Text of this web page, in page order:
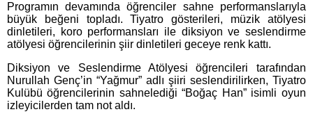
Programın devamında öğrenciler sahne performanslarıyla
büyük beğeni topladı. Tiyatro gösterileri, müzik atölyesi
dinletileri, koro performansları ile diksiyon ve seslendirme
atölyesi öğrencilerinin şiir dinletileri geceye renk kattı.
Diksiyon ve Seslendirme Atölyesi öğrencileri tarafından
Nurullah Genç’in “Yağmur” adlı şiiri seslendirilirken, Tiyatro
Kulübü öğrencilerinin sahnelediği “Boğaç Han” isimli oyun
izleyicilerden tam not aldı.